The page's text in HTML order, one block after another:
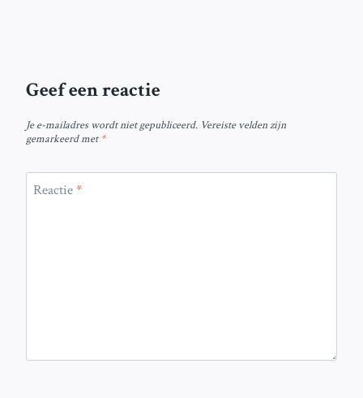
Geef een reactie
Je e-mailadres wordt niet gepubliceerd. Vereiste velden zijn
gemarkeerd met*
Reactie*